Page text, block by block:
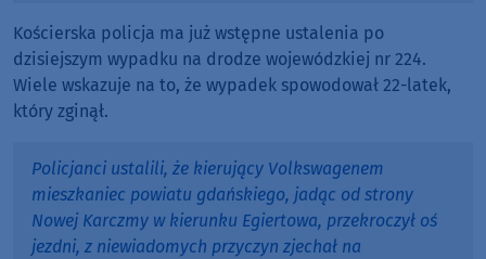
Kościerska policja ma już wstępne ustalenia po
dzisiejszym wypadku na drodze wojewódzkiej nr 224.
Wiele wskazuje na to, że wypadek spowodował 22-latek,
który zginął.
Policjanci ustalili, że kierujący Volkswagenem
mieszkaniec powiatu gdańskiego, jadąc od strony
Nowej Karczmy w kierunku Egiertowa, przekroczył oś
jezdni, z niewiadomych przyczyn zjechał na